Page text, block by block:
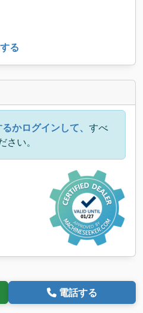
る
かログインして、 すべ
い。
電話する